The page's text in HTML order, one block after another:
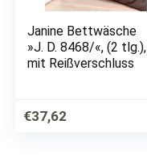
Janine Bettwäsche
»J. D. 8468/«, (2 tlg.),
mit Reißverschluss
€37,62